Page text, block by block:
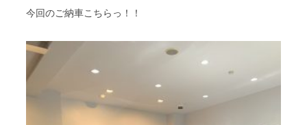
今回のご納車こちらっ！！